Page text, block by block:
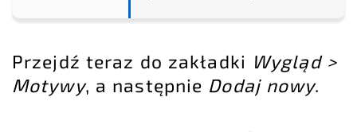
Przejdź teraz do zakładki Wygląd >
Motywy, a następnie Dodaj nowy.